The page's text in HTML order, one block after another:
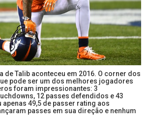
de Talib aconteceu em 2016. O corner dos
pode ser um dos melhores jogadores
foram impressionantes: 3
12 passes defendidos e 43
49,5 de passer rating aos
passes em sua direção e nenhum